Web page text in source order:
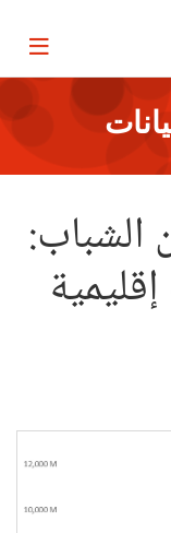
Page
الشباب: